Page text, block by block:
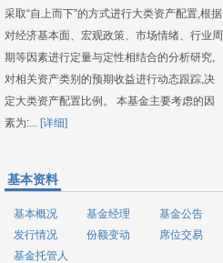
采取“自上而下”的方式进行大类资产配置,根据
对经济基本面、宏观政策、市场情绪、行业周
期等因素进行定量与定性相结合的分析研究,
对相关资产类别的预期收益进行动态跟踪,决
定大类资产配置比例。 本基金主要考虑的因
素为:... [详细]
基本资料
基本概况 基金经理
基金公告
发行情况
份额变动
席位交易
基金托管人